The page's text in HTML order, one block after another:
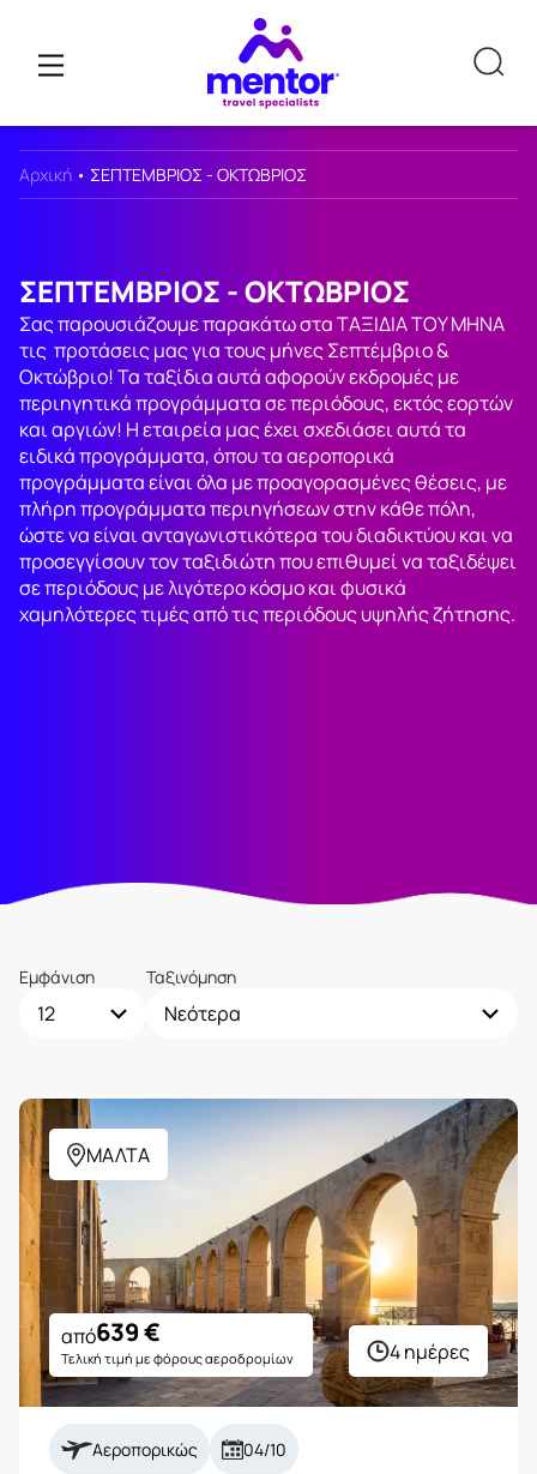
Αρχική • ΣΕΠΤΕΜΒΡΙΟΣ - ΟΚΤΩΒΡΙΟΣ
ΣΕΠΤΕΜΒΡΙΟΣ - ΟΚΤΩΒΡΙΟΣ
Σας παρουσιάζουμε παρακάτω στα ΤΑΞΙΔΙΑ ΤΟΥ ΜΗΝΑ
τις προτάσεις μας για τους μήνες Σεπτέμβριο &
Οκτώβριο! Τα ταξίδια αυτά αφορούν εκδρομές με
περιηγητικά προγράμματα σε περιόδους, εκτός εορτών
και αργιών! Η εταιρεία μας έχει σχεδιάσει αυτά τα
ειδικά προγράμματα, όπου τα αεροπορικά
προγράμματα είναι όλα με προαγορασμένες θέσεις, με
πλήρη προγράμματα περιηγήσεων στην κάθε πόλη,
ώστε να είναι ανταγωνιστικότερα του διαδικτύου και να
προσεγγίσουν τον ταξιδιώτη που επιθυμεί να ταξιδέψει
σε περιόδους με λιγότερο κόσμο και φυσικά
χαμηλότερες τιμές από τις περιόδους υψηλής ζήτησης.
Εμφάνιση Ταξινόμηση
ΜΑΛΤΑ
4 ημέρες
από639€
Τελική τιμή με φόρους αεροδρομίων
Αεροπορικώς 04/10